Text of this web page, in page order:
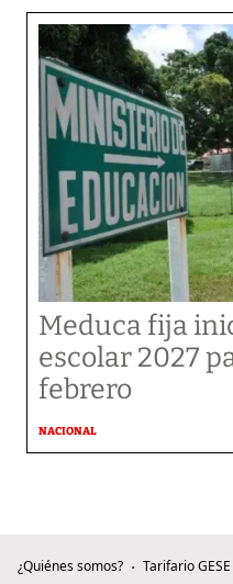
Meduca fija
escolar 2027
febrero
NACIONAL
¿Quiénes somos? Tarifario GESE